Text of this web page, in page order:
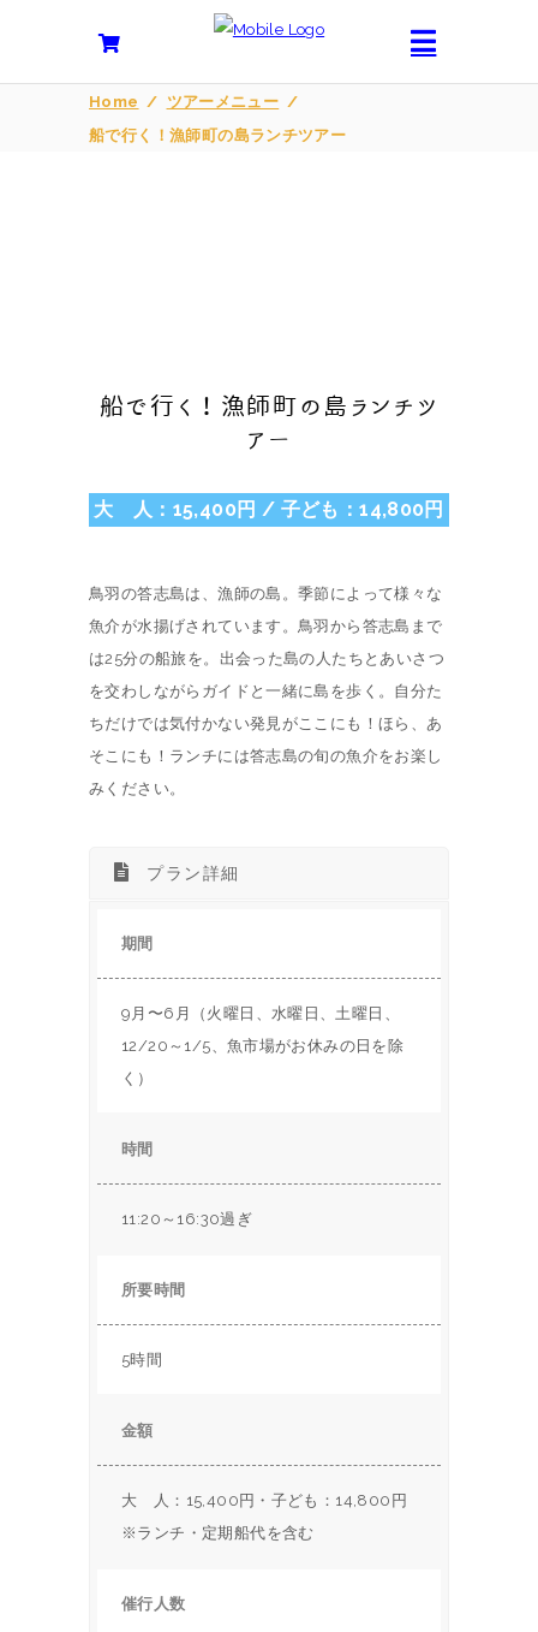
Home / ツアーメニュー /
船で行く！漁師町の島ランチツアー
船で行く！漁師町の島ランチツ
アー
大 人：15,400円 / 子ども：14,800円
鳥羽の答志島は、漁師の島。季節によって様々な
魚介が水揚げされています。鳥羽から答志島まで
は25分の船旅を。出会った島の人たちとあいさつ
を交わしながらガイドと一緒に島を歩く。自分た
ちだけでは気付かない発見がここにも！ほら、あ
そこにも！ランチには答志島の旬の魚介をお楽し
みください。
プラン詳細
期間
9月〜6月（火曜日、水曜日、土曜日、
12/20～1/5、魚市場がお休みの日を除
く）
時間
11:20 ～16:30過ぎ
所要時間
5時間
金額
大 人：15,400円・子ども：14,800円
※ランチ・定期船代を含む
催行人数